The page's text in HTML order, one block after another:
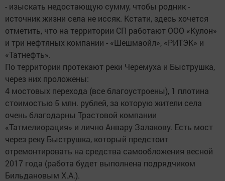
- изыскать недостающую сумму, чтобы родник -
источник жизни села не иссяк. Кстати, здесь хочется
отметить, что на территории СП работают ООО «Кулон»
и три нефтяных компании - «Шешмаойл», «РИТЭК» и
«Татнефть».
По территории протекают реки Черемуха и Быструшка,
через них проложены:
4 мостовых перехода (все благоустроены), 1 плотина
стоимостью 5 млн. рублей, за которую жители села
очень благодарны Трастовой компании
«Татмелиорация» и лично Анвару Залакову. Есть мост
через реку Быструшка, который предстоит
отремонтировать на средства самообложения весной
2017 года (работа будет выполнена подрядчиком
Бильдановым Х.А.).